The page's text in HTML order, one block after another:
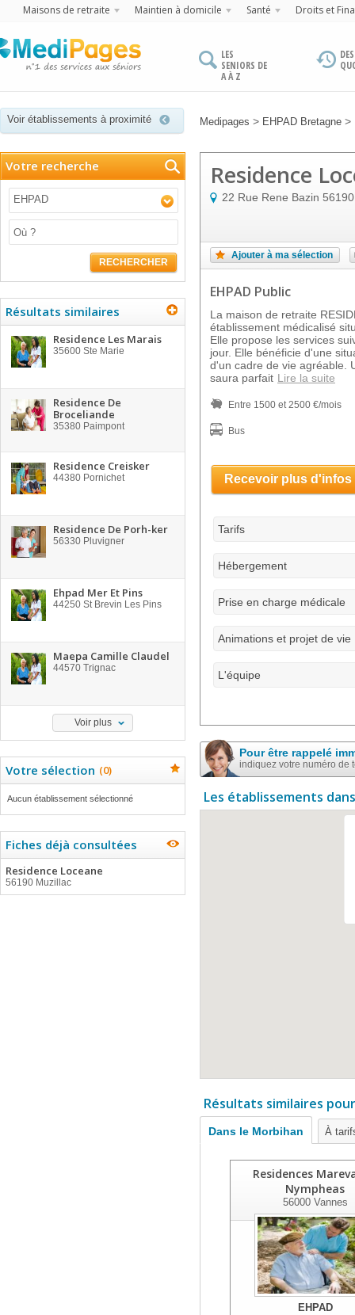
Maisons de retraite Maintien à domicile Santé Droits et
LES
SENIORS DE
A À Z
Voir établissements à proximité Medipages > EHPAD Bretagne >
Votre recherche
EHPAD
RECHERCHER
Résultats similaires
Residence Les Marais
35600 Ste Marie
Residence De
Broceliande
35380 Paimpont
Residence Creisker
44380 Pornichet
Residence De Porh-ker
56330 Pluvigner
Ehpad Mer Et Pins
44250 St Brevin Les Pins
Maepa Camille Claudel
44570 Trignac
Voir plus
Votre sélection (0)
Aucun établissement sélectionné
Fiches déjà consultées
Residence Loceane
56190 Muzillac
Residence
22 Rue Rene Bazin 56190
Ajouter à ma sélection
EHPAD Public
La maison de retraite
établissement médicalisé
Elle propose les services
jour. Elle bénéficie d'une
d'un cadre de vie agréable.
saura parfait Lire la suite
Entre 1500 et 2500 €/mois
Bus
Recevoir plus d'infos
Tarifs
Hébergement
Prise en charge médicale
Animations et projet de vie
L'équipe
Pour être rappelé
indiquez votre numéro de
Les établissements
Résultats similaires
Dans le Morbihan À
Residences
Nympheas
56000Vannes
EHPAD